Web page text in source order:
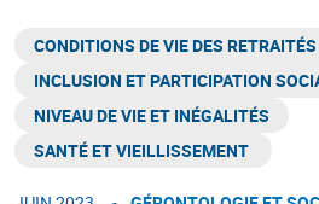
CONDITIONS DE VIE DES RETRAITÉS
INCLUSION ET PARTICIPATION
NIVEAU DE VIE ET INÉGALITÉS​
SANTÉ ET VIEILLISSEMENT ​